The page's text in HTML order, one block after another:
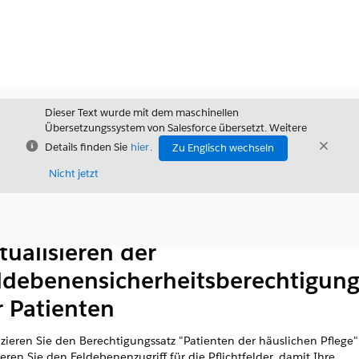
Schließen
Dieser Text wurde mit dem maschinellen
Übersetzungssystem von Salesforce übersetzt. Weitere
Details finden Sie hier.
Zu Englisch wechseln
Nicht jetzt
der
Patienten
Sie den Berechtigungssatz "Patienten der häuslichen